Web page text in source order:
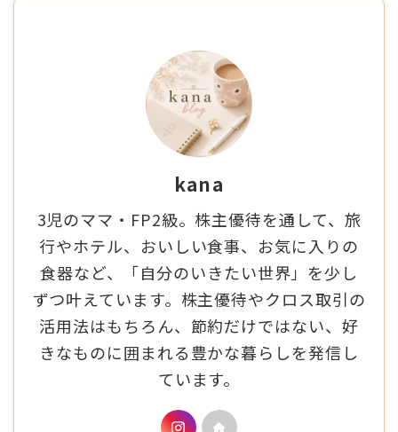
kana
3児のママ・FP2級。株主優待を通して、旅
行やホテル、おいしい食事、お気に入りの
食器など、「自分のいきたい世界」を少し
ずつ叶えています。株主優待やクロス取引の
活用法はもちろん、節約だけではない、好
きなものに囲まれる豊かな暮らしを発信し
ています。